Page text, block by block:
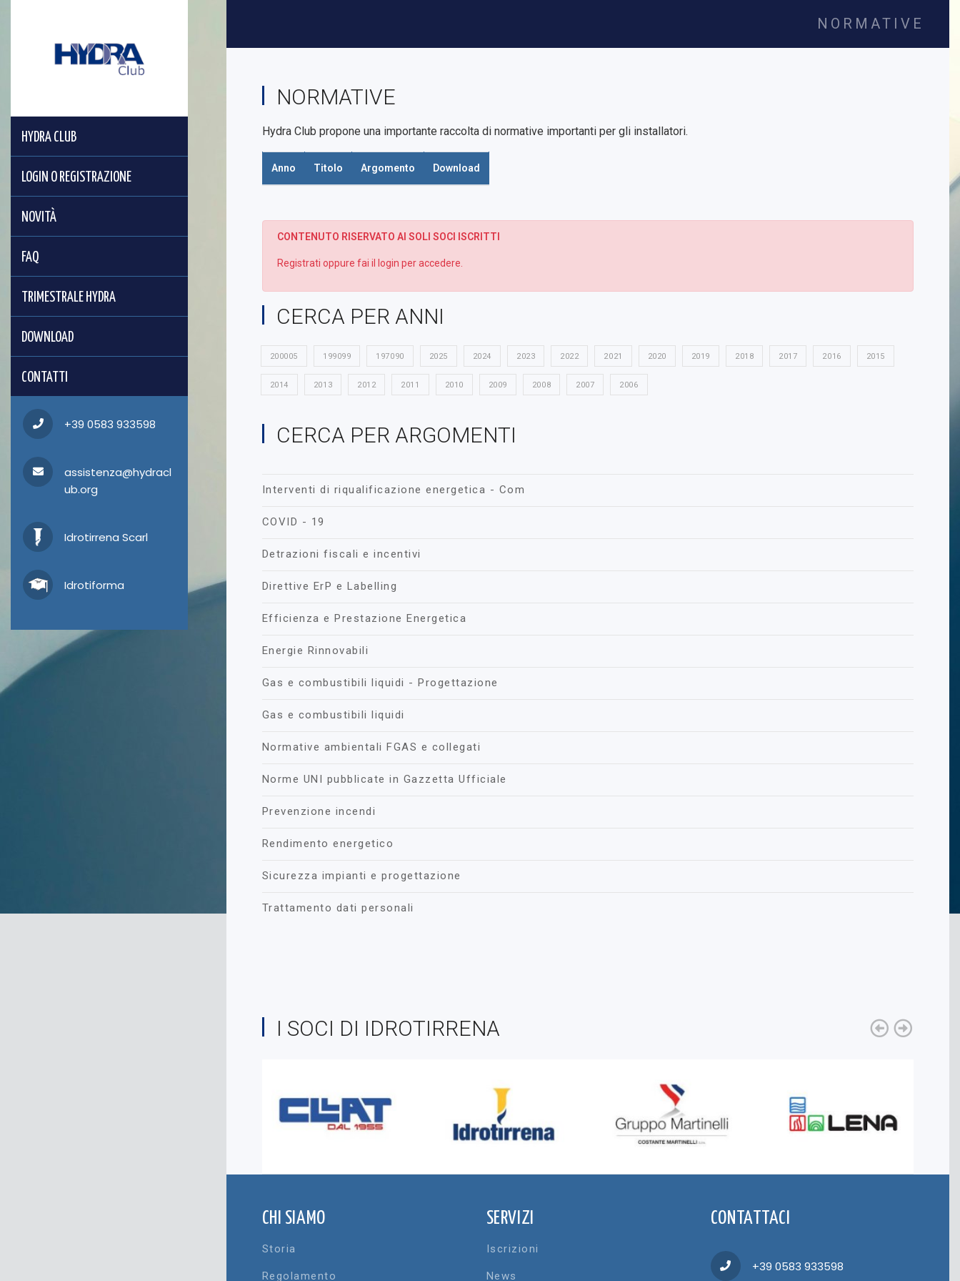
+39 0583 933598
assistenza@hydracl
ub.org
Idrotirrena Scarl
Idrotiforma
HYDRA CLUB
LOGIN O REGISTRAZIONE
NOVITÀ
FAQ
TRIMESTRALE HYDRA
DOWNLOAD
CONTATTI
NORMATIVE
NORMATIVE
Hydra Club propone una importante raccolta di normative importanti per gli installatori.
Anno Titolo Argomento Download
CONTENUTO RISERVATO AI SOLI SOCI ISCRITTI
Registrati oppure fai il login per accedere.
CERCA PER ANNI
200005 199099 197090 2025 2024 2023 2022 2021 2020 2019 2018 2017 2016 2015
2014 2013 2012 2011 2010 2009 2008 2007 2006
CERCA PER ARGOMENTI
Interventi di riqualificazione energetica - Com
COVID - 19
Detrazioni fiscali e incentivi
Direttive ErP e Labelling
Efficienza e Prestazione Energetica
Energie Rinnovabili
Gas e combustibili liquidi - Progettazione
Gas e combustibili liquidi
Normative ambientali FGAS e collegati
Norme UNI pubblicate in Gazzetta Ufficiale
Prevenzione incendi
Rendimento energetico
Sicurezza impianti e progettazione
Trattamento dati personali
I SOCI DI IDROTIRRENA
CHI SIAMO
Storia
Regolamento
SERVIZI
Iscrizioni
News
CONTATTACI
+39 0583 933598